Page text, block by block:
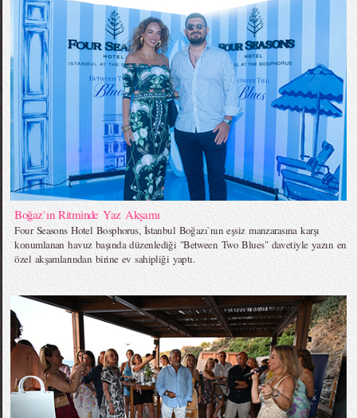
Boğaz`ın Ritminde Yaz Akşamı
Four Seasons Hotel Bosphorus, İstanbul Boğazı`nın eşsiz manzarasına karşı
konumlanan havuz başında düzenlediği "Between Two Blues" davetiyle yazın en
özel akşamlarından birine ev sahipliği yaptı.